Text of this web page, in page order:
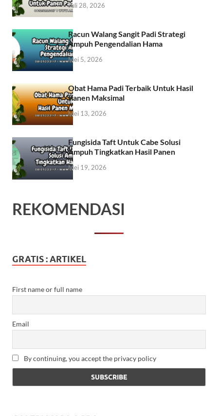
Juli 28, 2026
Racun Walang Sangit Padi Strategi
Ampuh Pengendalian Hama
Mei 5, 2026
Obat Hama Padi Terbaik Untuk Hasil
Panen Maksimal
Mei 13, 2026
Fungisida Taft Untuk Cabe Solusi
Ampuh Tingkatkan Hasil Panen
Mei 19, 2026
REKOMENDASI
GRATIS : ARTIKEL
First name or full name
Email
By continuing, you accept the privacy policy